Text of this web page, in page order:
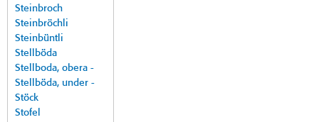
Steinbroch
Steinbröchli
Steinbüntli
Stellböda
Stellboda, obera -
Stellböda, under -
Stöck
Stofel